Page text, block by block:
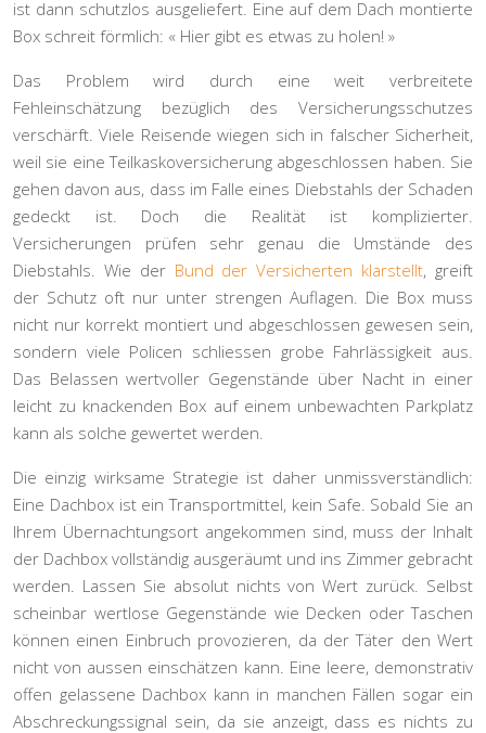
ist dann schutzlos ausgeliefert. Eine auf dem Dach montierte
Box schreit förmlich: « Hier gibt es etwas zu holen! »
Das Problem wird durch eine weit verbreitete
Fehleinschätzung bezüglich des Versicherungsschutzes
verschärft. Viele Reisende wiegen sich in falscher Sicherheit,
weil sie eine Teilkaskoversicherung abgeschlossen haben. Sie
gehen davon aus, dass im Falle eines Diebstahls der Schaden
gedeckt ist. Doch die Realität ist komplizierter.
Versicherungen prüfen sehr genau die Umstände des
Diebstahls. Wie der Bund der Versicherten klarstellt, greift
der Schutz oft nur unter strengen Auflagen. Die Box muss
nicht nur korrekt montiert und abgeschlossen gewesen sein,
sondern viele Policen schliessen grobe Fahrlässigkeit aus.
Das Belassen wertvoller Gegenstände über Nacht in einer
leicht zu knackenden Box auf einem unbewachten Parkplatz
kann als solche gewertet werden.
Die einzig wirksame Strategie ist daher unmissverständlich:
Eine Dachbox ist ein Transportmittel, kein Safe. Sobald Sie an
Ihrem Übernachtungsort angekommen sind, muss der Inhalt
der Dachbox vollständig ausgeräumt und ins Zimmer gebracht
werden. Lassen Sie absolut nichts von Wert zurück. Selbst
scheinbar wertlose Gegenstände wie Decken oder Taschen
können einen Einbruch provozieren, da der Täter den Wert
nicht von aussen einschätzen kann. Eine leere, demonstrativ
offen gelassene Dachbox kann in manchen Fällen sogar ein
Abschreckungssignal sein, da sie anzeigt, dass es nichts zu